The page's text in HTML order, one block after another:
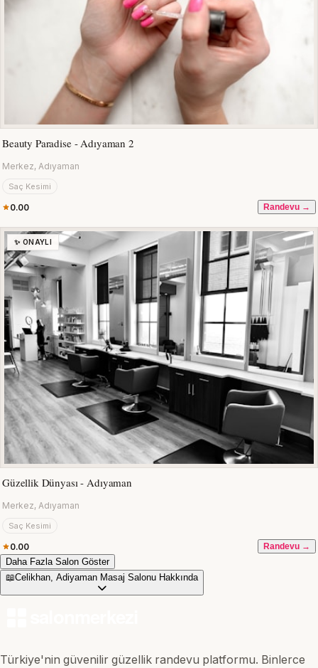
Beauty Paradise - Adıyaman 2
Merkez, Adıyaman
Saç Kesimi
0.00 Randevu →
✨ ONAYLI
Güzellik Dünyası - Adıyaman
Merkez, Adıyaman
Saç Kesimi
0.00 Randevu →
Daha Fazla Salon Göster
📖Celikhan, Adiyaman Masaj Salonu Hakkında
Türkiye'nin güvenilir güzellik randevu platformu. Binlerce